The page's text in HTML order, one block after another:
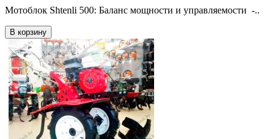
Мотоблок Shtenli 500: Баланс мощности и управляемости -..
В корзину